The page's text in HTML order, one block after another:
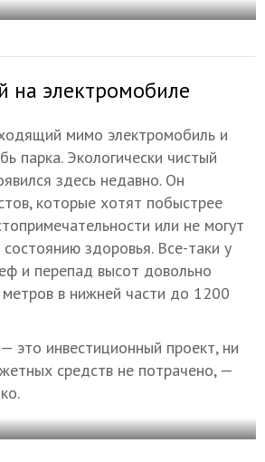
на электромобиле
мимо электромобиль и
парка. Экологически чистый
здесь недавно. Он
которые хотят побыстрее
или не могут
здоровья. Все-таки у
и перепад высот довольно
в нижней части до 1200
это инвестиционный проект, ни
средств не потрачено, —